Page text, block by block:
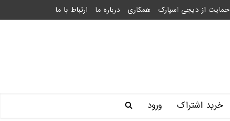
حمایت از دیجی اسپارک همکاری درباره ما ارتباط با ما
خرید اشتراک ورود